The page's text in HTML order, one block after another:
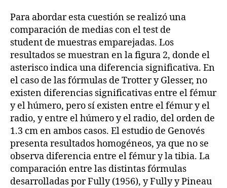
Para abordar esta cuestión se realizó una
comparación de medias con el test de
student de muestras emparejadas. Los
resultados se muestran en la figura 2, donde el
asterisco indica una diferencia significativa. En
el caso de las fórmulas de Trotter y Glesser, no
existen diferencias significativas entre el fémur
y el húmero, pero sí existen entre el fémur y el
radio, y entre el húmero y el radio, del orden de
1.3 cm en ambos casos. El estudio de Genovés
presenta resultados homogéneos, ya que no se
observa diferencia entre el fémur y la tibia. La
comparación entre las distintas fórmulas
desarrolladas por Fully (1956), y Fully y Pineau